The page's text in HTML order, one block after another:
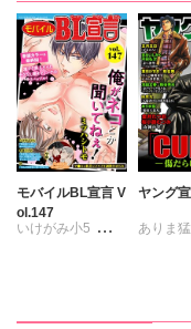
真田ハイジ
相田早智子
桃凪めぐ
日野塔子
由多いり
ほなみるか
真田ハ
桃凪めぐ
日野塔子
北里千寿
由多いり
奥原まむ
モバイルBL宣言 V
ol.147
いけがみ小5
ヤング
ありま猛